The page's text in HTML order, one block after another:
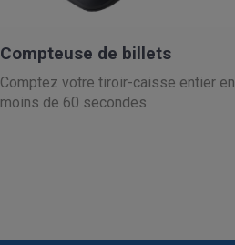
Compteuse de billets
Comptez votre tiroir-caisse entier en
moins de 60 secondes